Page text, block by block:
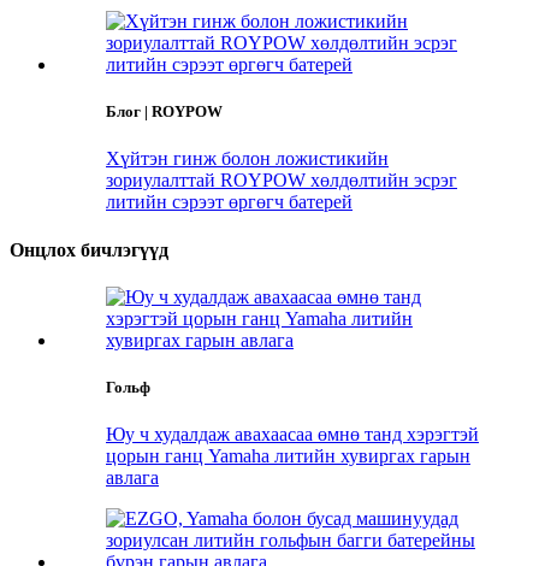
Блог | ROYPOW
Хүйтэн гинж болон ложистикийн
зориулалттай ROYPOW хөлдөлтийн эсрэг
литийн сэрээт өргөгч батерей
Онцлох бичлэгүүд
Гольф
Юу ч худалдаж авахаасаа өмнө танд хэрэгтэй
цорын ганц Yamaha литийн хувиргах гарын
авлага